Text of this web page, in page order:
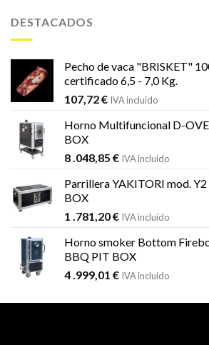
DESTACADOS
Pecho de vaca "BRISKET"
certificado 6,5 - 7,0 Kg.
107,72€ IVA incluido
Horno Multifuncional D-
BOX
8 .048,85 € IVA incluido
Parrillera YAKITORI mod.
BOX
1 .781,20€ IVA incluido
Horno smoker Bottom
BBQ PIT BOX
4 .999,01 € IVA incluido